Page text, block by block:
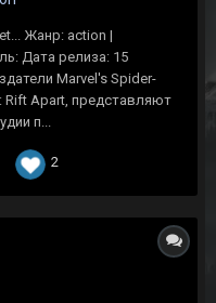
Жанр: action |
Дата релиза: 15
Marvel's Spider-
Rift Apart, представляют
п...
2